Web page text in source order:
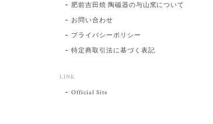
肥前吉田焼 陶磁器の与山窯について
お問い合わせ
プライバシーポリシー
特定商取引法に基づく表記
LINK
Official Site